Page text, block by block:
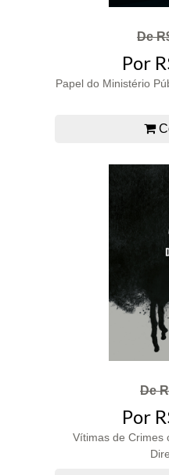
De
Por
Papel do Ministério
De
Por
Vítimas de Crimes